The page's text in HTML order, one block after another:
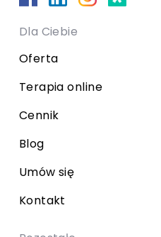
Dla Ciebie
Oferta
Terapia online
Cennik
Blog
Umów się
Kontakt